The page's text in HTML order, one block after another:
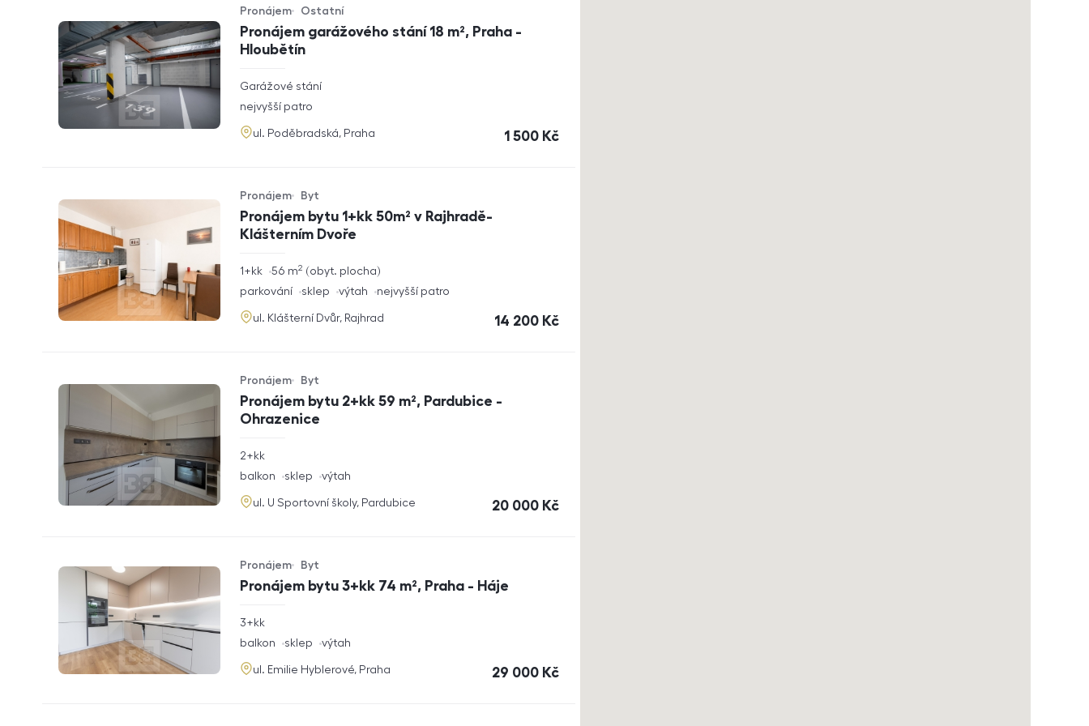
Pronájem garážového stání 18 m², Praha -
Hloubětín
Typ nabídky
Pronájem
Typ nemovitosti
Ostatní
rozměry
Garážové stání
funkce
nejvyšší patro
adresa
ul. Poděbradská, Praha cena
1 500 Kč
Pronájem bytu 1+kk 50m² v Rajhradě-
Klášterním Dvoře
Typ nabídky
Pronájem
Typ nemovitosti
Byt
rozměry
1+kk obyt. plocha
56 m2
funkce
parkování sklep výtah nejvyšší patro
adresa
ul. Klášterní Dvůr, Rajhrad cena
14 200 Kč
Pronájem bytu 2+kk 59 m², Pardubice -
Ohrazenice
Typ nabídky
Pronájem
Typ nemovitosti
Byt
rozměry
2+kk
funkce
balkon sklep výtah
adresa
ul. U Sportovní školy, Pardubice cena
20 000 Kč
Pronájem bytu 3+kk 74 m², Praha - Háje
Typ nabídky
Pronájem
Typ nemovitosti
Byt
rozměry
3+kk
funkce
balkon sklep výtah
adresa
ul. Emilie Hyblerové, Praha cena
29 000 Kč